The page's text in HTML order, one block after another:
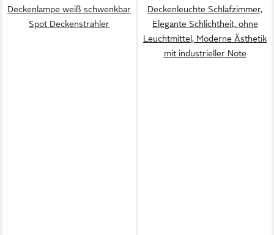
Deckenlampe weiß schwenkbar
Spot Deckenstrahler
Deckenleuchte Schlafzimmer,
Elegante Schlichtheit, ohne
Leuchtmittel, Moderne Ästhetik
mit industrieller Note